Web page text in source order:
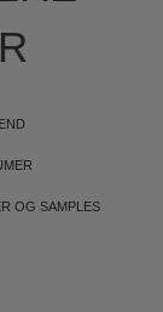
OG SAMPLES